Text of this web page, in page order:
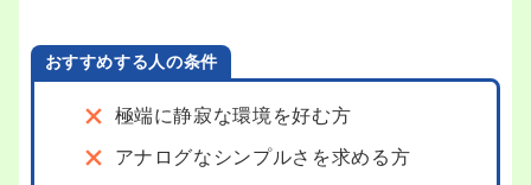
おすすめする人の条件
極端に静寂な環境を好む方
アナログなシンプルさを求める方